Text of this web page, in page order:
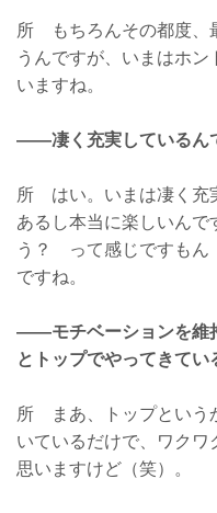
所 もちろんその都度、
うんですが、いまはホ
いますね。
——凄く充実しているん
所 はい。いまは凄く充
あるし本当に楽しいんで
う？ って感じですもん
ですね。
——モチベーションを維
とトップでやってきてい
所 まあ、トップという
いているだけで、ワクワ
思いますけど（笑）。